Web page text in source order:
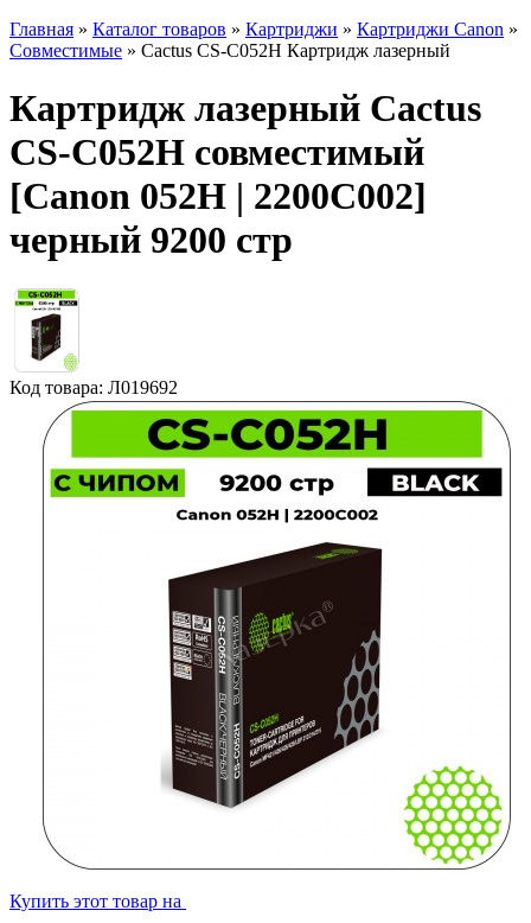
Главная » Каталог товаров » Картриджи » Картриджи Canon »
Совместимые » Cactus CS-C052H Картридж лазерный
Картридж лазерный Cactus
CS-C052H совместимый
[Canon 052H | 2200C002]
черный 9200 стр
Код товара: Л019692
Купить этот товар на